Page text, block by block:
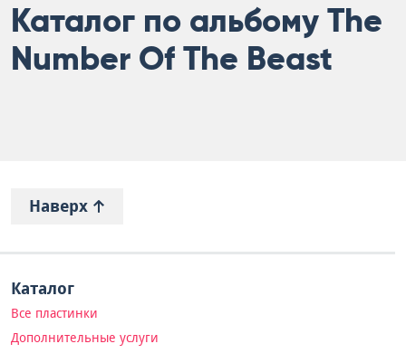
Каталог по альбому The
Number Of The Beast
Наверх
Каталог
Все пластинки
Дополнительные услуги